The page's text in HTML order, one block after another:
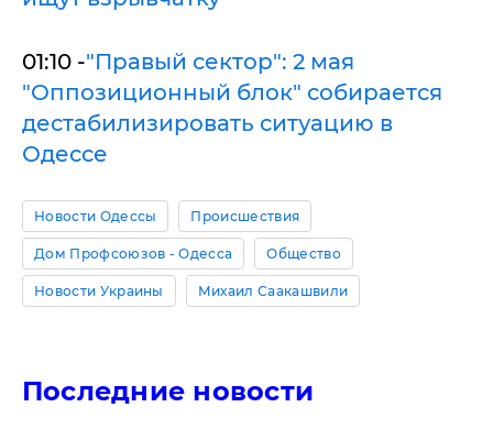
01:10 -"Правый сектор": 2 мая
"Оппозиционный блок" собирается
дестабилизировать ситуацию в
Одессе
Новости Одессы Происшествия
Дом Профсоюзов - Одесса Общество
Новости Украины Михаил Саакашвили
Последние новости